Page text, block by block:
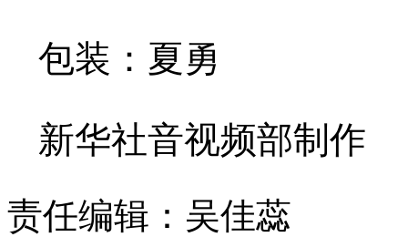
包装：夏勇
新华社音视频部制作
责任编辑：吴佳蕊